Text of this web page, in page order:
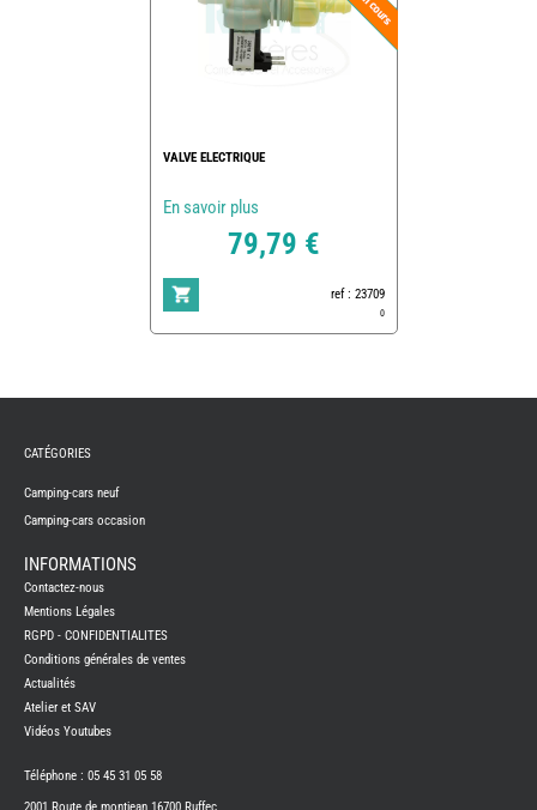
VALVE ELECTRIQUE
En savoir plus
79,79 €
ref : 23709
0
CAMPING-
NEUFS
CAMPING-
CAMPING-
BENIMAR
CAMPING-
CARADO
CAMPING-
ITINEO
CAMPING-
CATÉGORIES
Camping-cars neuf
Camping-cars occasion
INFORMATIONS
Contactez-nous
Mentions Légales
RGPD - CONFIDENTIALITES
Conditions générales de ventes
Actualités
Atelier et SAV
Vidéos Youtubes
Téléphone : 05 45 31 05 58
2001 Route de montjean 16700 Ruffec